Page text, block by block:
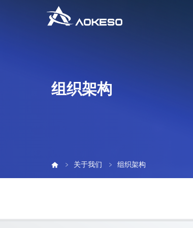
组织架构
关于我们 组织架构